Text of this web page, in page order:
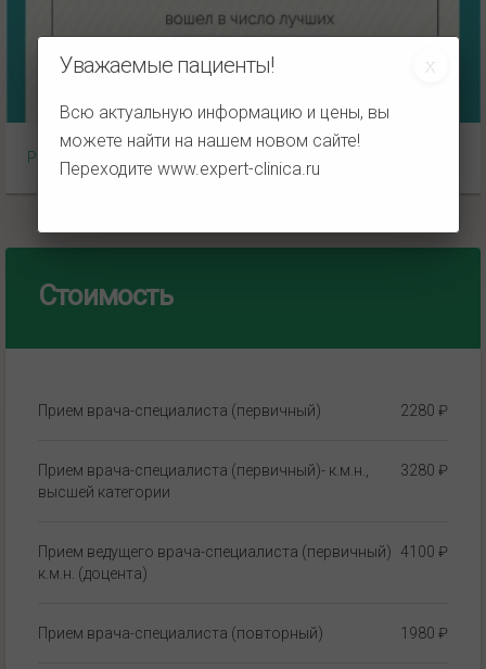
Уважаемые пациенты!
Всю актуальную информацию и цены, вы
можете найти на нашем новом сайте!
Переходитеwww.expert-clinica.ru
Рейтинг НаПоправку
Стоимость
Прием врача-специалиста (первичный) 2280 ₽
Прием врача-специалиста (первичный)- к.м.н.,
высшей категории
3280 ₽
Прием ведущего врача-специалиста (первичный)
к.м.н. (доцента)
4100 ₽
Прием врача-специалиста (повторный) 1980 ₽